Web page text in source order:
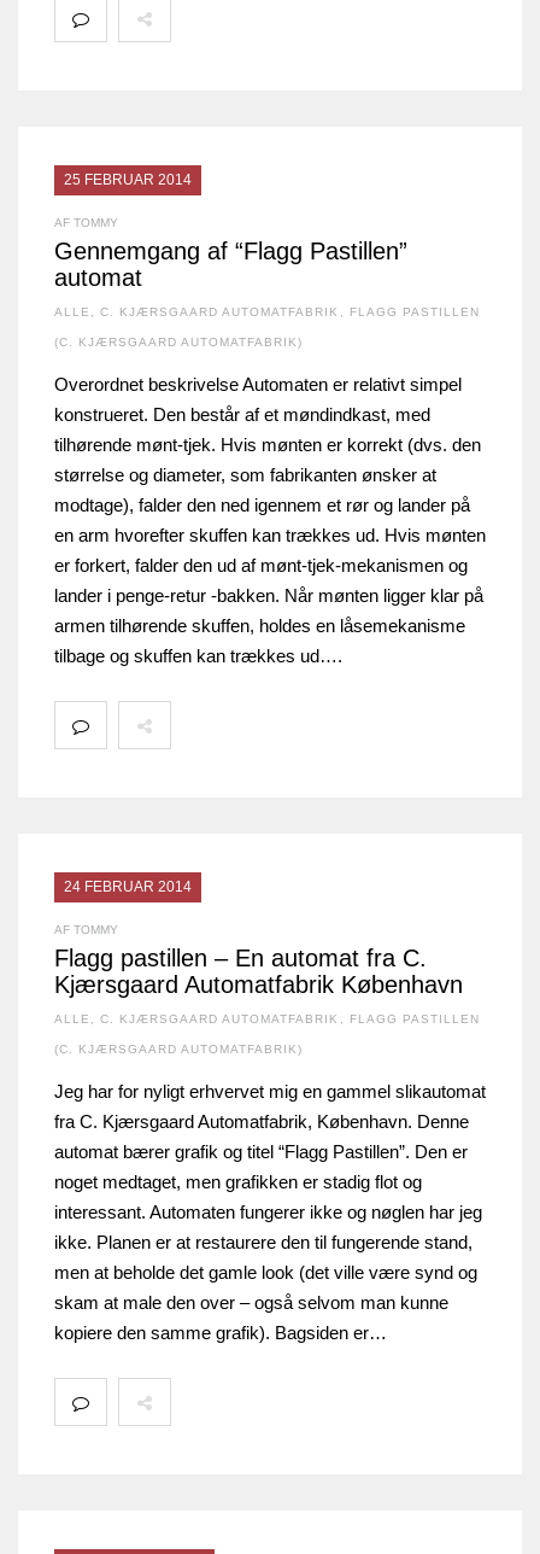
25 FEBRUAR 2014
AF TOMMY
Gennemgang af “Flagg Pastillen”
automat
ALLE C. KJÆRSGAARD AUTOMATFABRIK FLAGG PASTILLEN
(C. KJÆRSGAARD AUTOMATFABRIK)
Overordnet beskrivelse Automaten er relativt simpel
konstrueret. Den består af et møndindkast, med
tilhørende mønt-tjek. Hvis mønten er korrekt (dvs. den
størrelse og diameter, som fabrikanten ønsker at
modtage), falder den ned igennem et rør og lander på
en arm hvorefter skuffen kan trækkes ud. Hvis mønten
er forkert, falder den ud af mønt-tjek-mekanismen og
lander i penge-retur -bakken. Når mønten ligger klar på
armen tilhørende skuffen, holdes en låsemekanisme
tilbage og skuffen kan trækkes ud….
24 FEBRUAR 2014
AF TOMMY
Flagg pastillen – En automat fra C.
Kjærsgaard Automatfabrik København
ALLE C. KJÆRSGAARD AUTOMATFABRIK FLAGG PASTILLEN
(C. KJÆRSGAARD AUTOMATFABRIK)
Jeg har for nyligt erhvervet mig en gammel slikautomat
fra C. Kjærsgaard Automatfabrik, København. Denne
automat bærer grafik og titel “Flagg Pastillen”. Den er
noget medtaget, men grafikken er stadig flot og
interessant. Automaten fungerer ikke og nøglen har jeg
ikke. Planen er at restaurere den til fungerende stand,
men at beholde det gamle look (det ville være synd og
skam at male den over – også selvom man kunne
kopiere den samme grafik). Bagsiden er…